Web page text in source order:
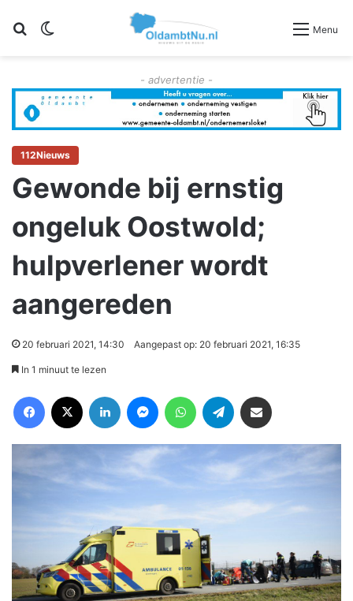
Zoeken Menu
- advertentie -
112Nieuws
Gewonde bij ernstig
ongeluk Oostwold;
hulpverlener wordt
aangereden
20 februari 2021, 14:30 Aangepast op: 20 februari 2021, 16:35
In 1 minuut te lezen